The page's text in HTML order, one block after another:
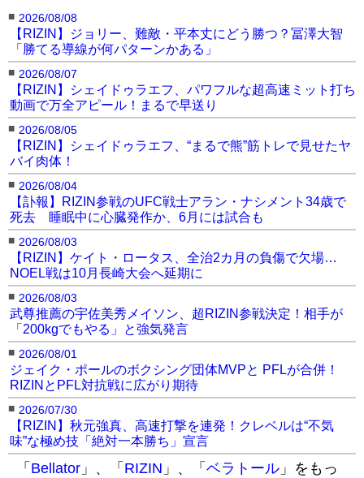
■ 2026/08/08
【RIZIN】ジョリー、難敵・平本丈にどう勝つ？冨澤大智
「勝てる導線が何パターンかある」
■ 2026/08/07
【RIZIN】シェイドゥラエフ、パワフルな超高速ミット打ち
動画で万全アピール！まるで早送り
■ 2026/08/05
【RIZIN】シェイドゥラエフ、“まるで熊”筋トレで見せたヤ
バイ肉体！
■ 2026/08/04
【訃報】RIZIN参戦のUFC戦士アラン・ナシメント34歳で
死去 睡眠中に心臓発作か、6月には試合も
■ 2026/08/03
【RIZIN】ケイト・ロータス、全治2カ月の負傷で欠場…
NOEL戦は10月長崎大会へ延期に
■ 2026/08/03
武尊推薦の宇佐美秀メイソン、超RIZIN参戦決定！相手が
「200kgでもやる」と強気発言
■ 2026/08/01
ジェイク・ポールのボクシング団体MVPと PFLが合併！
RIZINとPFL対抗戦に広がり期待
■ 2026/07/30
【RIZIN】秋元強真、高速打撃を連発！クレベルは“不気
味”な極め技「絶対一本勝ち」宣言
「 Bellator 」、「 RIZIN 」、「 ベラトール 」をもっ